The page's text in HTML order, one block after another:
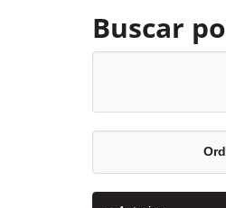
Buscar